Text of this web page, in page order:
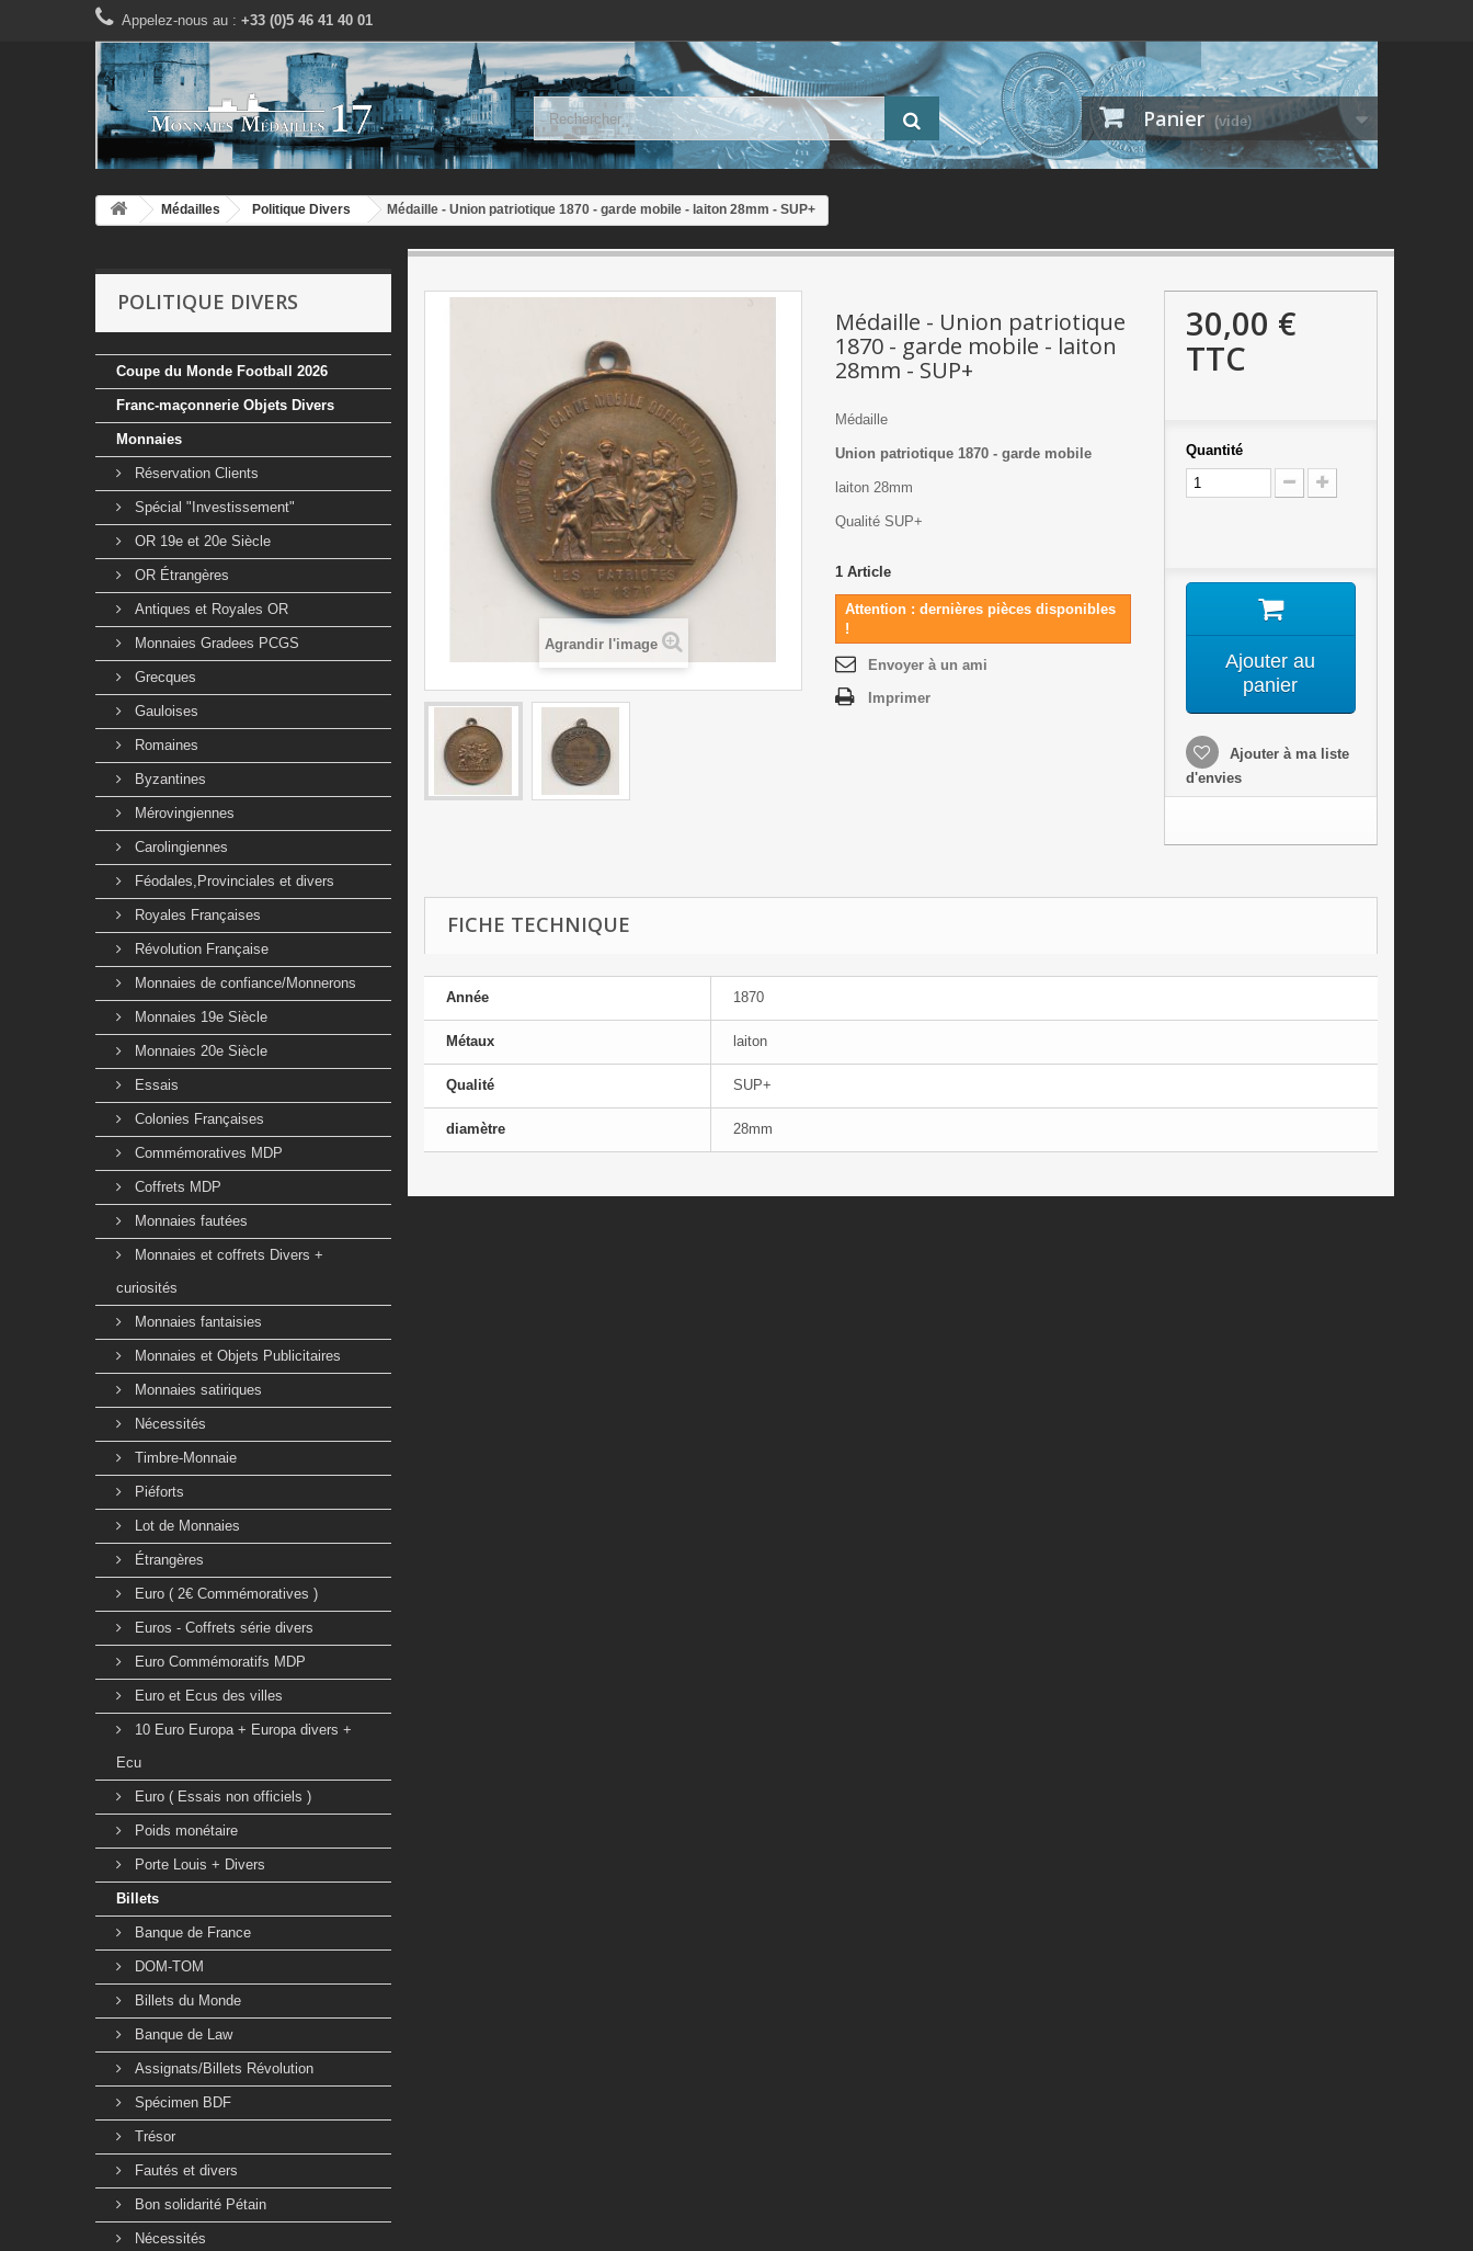
Appelez-nous au : +33 (0)5 46 41 40 01
Panier (vide)
Médailles Politique Divers Médaille - Union patriotique 1870 - garde mobile - laiton 28mm - SUP+
POLITIQUE DIVERS
Coupe du Monde Football 2026
Franc-maçonnerie Objets Divers
Monnaies
Réservation Clients
Spécial "Investissement"
OR 19e et 20e Siècle
OR Étrangères
Antiques et Royales OR
Monnaies Gradees PCGS
Grecques
Gauloises
Romaines
Byzantines
Mérovingiennes
Carolingiennes
Féodales,Provinciales et divers
Royales Françaises
Révolution Française
Monnaies de confiance/Monnerons
Monnaies 19e Siècle
Monnaies 20e Siècle
Essais
Colonies Françaises
Commémoratives MDP
Coffrets MDP
Monnaies fautées
Monnaies et coffrets Divers +
curiosités
Monnaies fantaisies
Monnaies et Objets Publicitaires
Monnaies satiriques
Nécessités
Timbre-Monnaie
Piéforts
Lot de Monnaies
Étrangères
Euro ( 2€ Commémoratives )
Euros - Coffrets série divers
Euro Commémoratifs MDP
Euro et Ecus des villes
10 Euro Europa + Europa divers +
Ecu
Euro ( Essais non officiels )
Poids monétaire
Porte Louis + Divers
Billets
Banque de France
DOM-TOM
Billets du Monde
Banque de Law
Assignats/Billets Révolution
Spécimen BDF
Trésor
Fautés et divers
Bon solidarité Pétain
Nécessités
Agrandir l'image
Médaille - Union patriotique
1870 - garde mobile - laiton
28mm - SUP+
Médaille
Union patriotique 1870 - garde mobile
laiton 28mm
Qualité SUP+
1 Article
Attention : dernières pièces disponibles
!
Envoyer à un ami
Imprimer
30,00 €
TTC
Quantité
Ajouter au
panier
Ajouter à ma liste
d'envies
FICHE TECHNIQUE
Année 1870
Métaux laiton
Qualité SUP+
diamètre 28mm